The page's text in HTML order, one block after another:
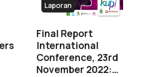
Laporan
Final Report
International
Conference, 23rd
November 2022:…